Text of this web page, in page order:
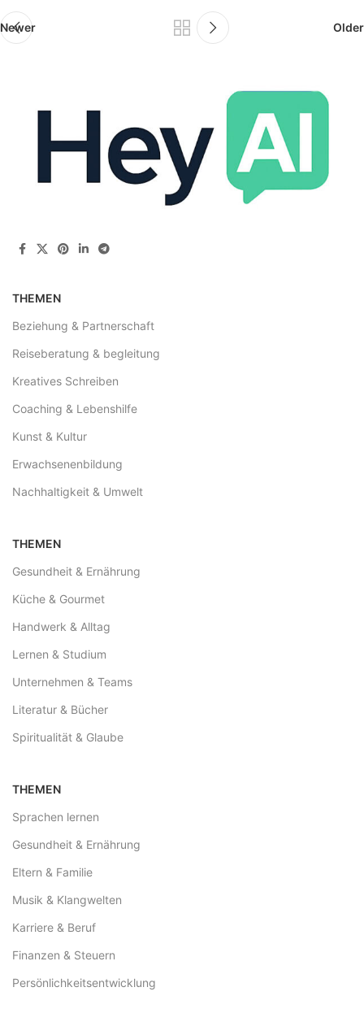
Newer Older
THEMEN
Beziehung & Partnerschaft
Reiseberatung & begleitung
Kreatives Schreiben
Coaching & Lebenshilfe
Kunst & Kultur
Erwachsenenbildung
Nachhaltigkeit & Umwelt
THEMEN
Gesundheit & Ernährung
Küche & Gourmet
Handwerk & Alltag
Lernen & Studium
Unternehmen & Teams
Literatur & Bücher
Spiritualität & Glaube
THEMEN
Sprachen lernen
Gesundheit & Ernährung
Eltern & Familie
Musik & Klangwelten
Karriere & Beruf
Finanzen & Steuern
Persönlichkeitsentwicklung